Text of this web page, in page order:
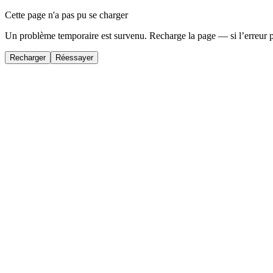
Cette page n'a pas pu se charger
Un problème temporaire est survenu. Recharge la page — si
Recharger Réessayer